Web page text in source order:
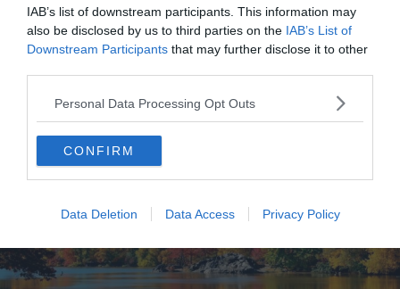
IAB’s list of downstream participants. This information may
also be disclosed by us to third parties on the IAB’s List of
Downstream Participants that may further disclose it to other
Personal Data Processing Opt Outs
CONFIRM
Data Deletion Data Access Privacy Policy
12h et 15h, et les mardis à 19h
7.Central Park